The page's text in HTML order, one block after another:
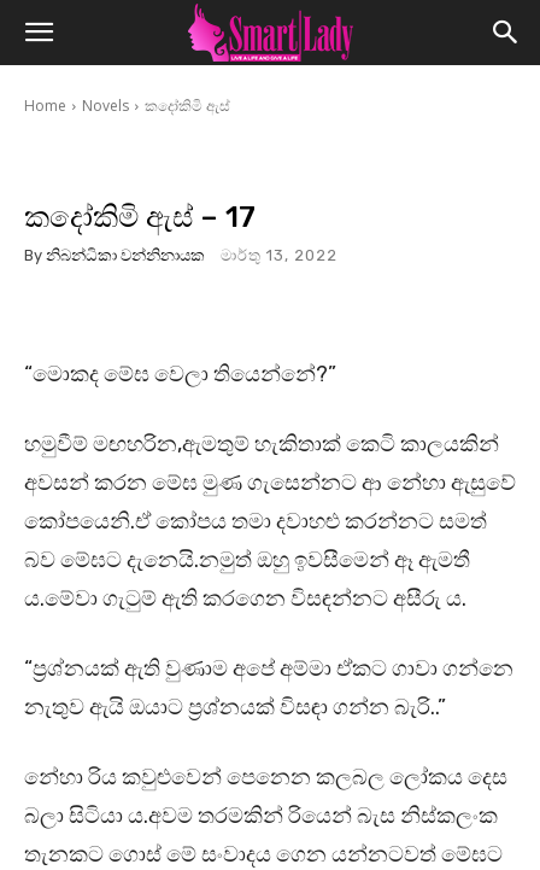
Home Novels කදෝකිමි ඇස්
කදෝකිමි ඇස් – 17
By නිබන්ධිකා වන්නිනායක මාර්තු 13, 2022
“මොකද මේඝ වෙලා තියෙන්නේ?”
හමුවීම් මඟහරින,ඇමතුම් හැකිතාක් කෙටි කාලයකින්
අවසන් කරන මේඝ මුණ ගැසෙන්නට ආ නේහා ඇසුවේ
කෝපයෙනි.ඒ කෝපය තමා දවාහළු කරන්නට සමත්
බව මේඝට දැනෙයි.නමුත් ඔහු ඉවසීමෙන් ඈ ඇමතී
ය.මේවා ගැටුම් ඇති කරගෙන විසඳන්නට අසීරු ය.
“ප්‍රශ්නයක් ඇති වුණාම අපේ අම්මා ඒකට ගාවා ගන්නෙ
නැතුව ඇයි ඔයාට ප්‍රශ්නයක් විසඳා ගන්න බැරි..”
නේහා රිය කවුළුවෙන් පෙනෙන කලබල ලෝකය දෙස
බලා සිටියා ය.අවම තරමකින් රියෙන් බැස නිස්කලංක
තැනකට ගොස් මේ සංවාදය ගෙන යන්නටවත් මේඝට